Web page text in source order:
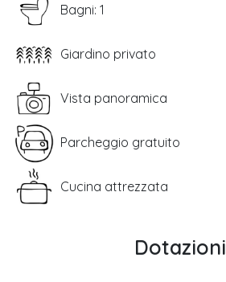
Bagni: 1
Giardino privato
Vista panoramica
Parcheggio gratuito
Cucina attrezzata
Dotazioni